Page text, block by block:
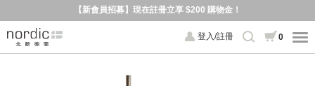
【新會員招募】現在註冊立享 $200 購物金！
登入/註冊 0